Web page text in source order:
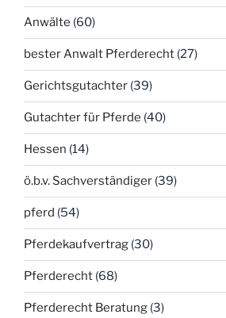
Anwälte (60)
bester Anwalt Pferderecht (27)
Gerichtsgutachter (39)
Gutachter für Pferde (40)
Hessen (14)
ö.b.v. Sachverständiger (39)
pferd (54)
Pferdekaufvertrag (30)
Pferderecht (68)
Pferderecht Beratung (3)